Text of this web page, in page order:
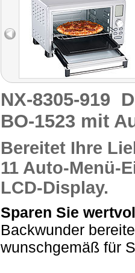
NX-8305-919
BO-1523 mit
Bereitet Ihre
11 Auto-Menü-
LCD-Display.
Sparen Sie
Backwunder
wunschgemäß für